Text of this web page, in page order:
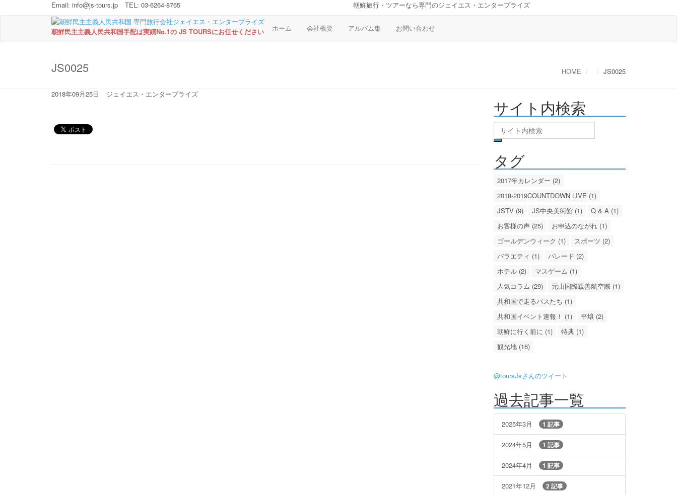
Email: info@js-tours.jp TEL: 03-6264-8765 朝鮮旅行・ツアーなら専門のジェイエス・エンタープライズ
朝鮮民主主義人民共和国手配は実績No.1の JS TOURSにお任せください ホーム 会社概要 アルバム集 お問い合わせ
JS0025 HOME JS0025
2018年09月25日 ジェイエス・エンタープライズ
サイト内検索
タグ
2017年カレンダー (2)
2018-2019COUNTDOWN LIVE (1)
JSTV (9)
JS中央美術館 (1)
Q & A (1)
お客様の声 (25)
お申込のながれ (1)
ゴールデンウィーク (1)
スポーツ (2)
バラエティ (1)
パレード (2)
ホテル (2)
マスゲーム (1)
人気コラム (29)
元山国際親善航空際 (1)
共和国で走るバスたち (1)
共和国イベント速報！ (1)
平壌 (2)
朝鮮に行く前に (1)
特典 (1)
観光地 (16)
@toursJsさんのツイート
過去記事一覧
2025年3月 1 記事
2024年5月 1 記事
2024年4月 1 記事
2021年12月 2 記事